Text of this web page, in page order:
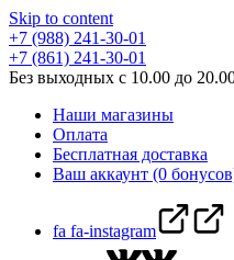
Skip to content
+7 (988) 241-30-01
+7 (861) 241-30-01
Без выходных с 10.00 до
Наши магазины
Оплата
Бесплатная доставка
Ваш аккаунт (0
fa fa-instagram